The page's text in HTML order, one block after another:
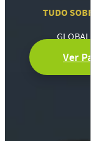
TUDO
Ver